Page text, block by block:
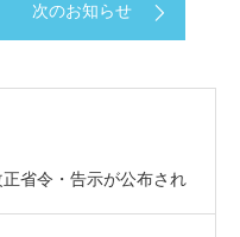
次のお知らせ
正省令・告示が公布され